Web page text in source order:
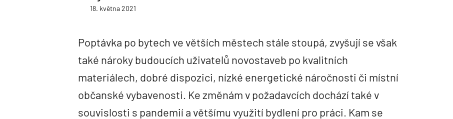
18. května 2021
Poptávka po bytech ve větších městech stále stoupá, zvyšují se však
také nároky budoucích uživatelů novostaveb po kvalitních
materiálech, dobré dispozici, nízké energetické náročnosti či místní
občanské vybavenosti. Ke změnám v požadavcích dochází také v
souvislosti s pandemií a většímu využití bydlení pro práci. Kam se